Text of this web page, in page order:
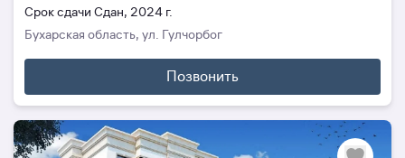
Cрок сдачи Сдан, 2024 г.
Бухарская область, ул. Гулчорбог
Позвонить